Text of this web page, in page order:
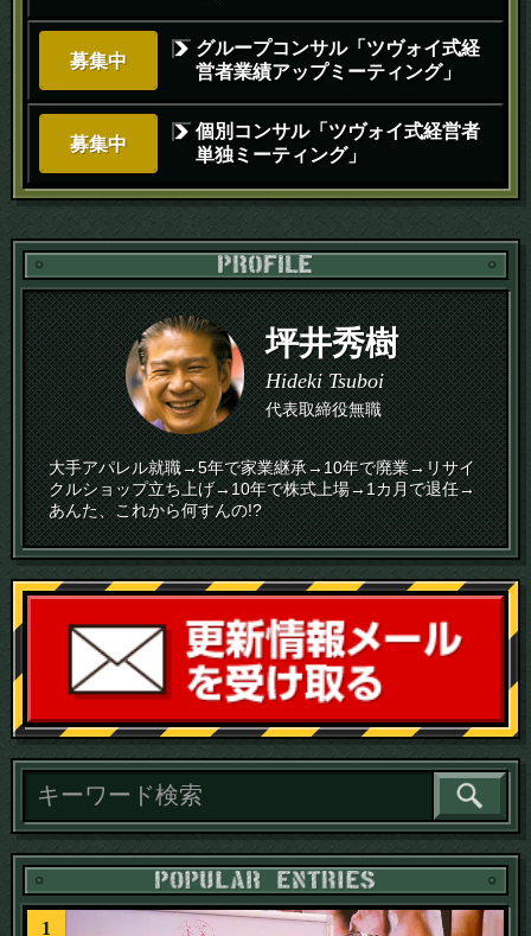
募集中
グループコンサル「ツヴォイ式経
営者業績アップミーティング」
募集中
個別コンサル「ツヴォイ式経営者
単独ミーティング」
坪井秀樹
Hideki Tsuboi
代表取締役無職
大手アパレル就職→5年で家業継承→10年で廃業→リサイ
クルショップ立ち上げ→10年で株式上場→1カ月で退任→
あんた、これから何すんの!?
読
1